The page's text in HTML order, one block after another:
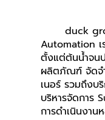
Automation เ
ตั้งแต่ต้นน้ำจน
ผลิตภัณฑ์ จัดจ
เนอร์ รวมถึงบ
บริหารจัดการ
การดำเนินงาน